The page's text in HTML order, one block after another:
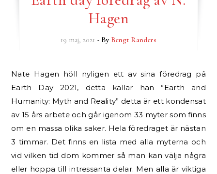
Hagen
19 maj, 2021 - By Bengt Randers
Nate Hagen höll nyligen ett av sina föredrag på
Earth Day 2021, detta kallar han ”Earth and
Humanity: Myth and Reality” detta är ett kondensat
av 15 års arbete och går igenom 33 myter som finns
om en massa olika saker. Hela föredraget är nästan
3 timmar. Det finns en lista med alla myterna och
vid vilken tid dom kommer så man kan välja några
eller hoppa till intressanta delar. Men alla är viktiga